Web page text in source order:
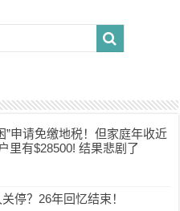
”申请免缴地税！但家庭年收近
里有$28500! 结果悲剧了
停？26年回忆结束！